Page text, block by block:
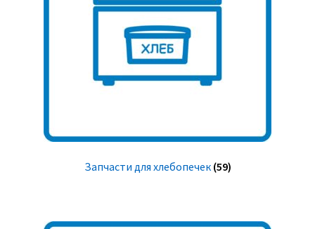
Запчасти для хлебопечек (59)